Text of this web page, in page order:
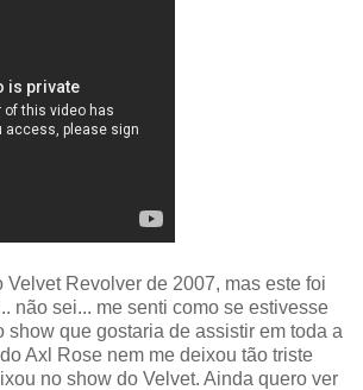
Velvet Revolver de 2007, mas este foi
não sei... me senti como se estivesse
show que gostaria de assistir em toda a
Axl Rose nem me deixou tão triste
no show do Velvet. Ainda quero ver